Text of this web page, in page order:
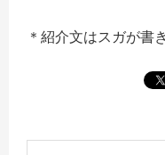
＊紹介文はスガが書